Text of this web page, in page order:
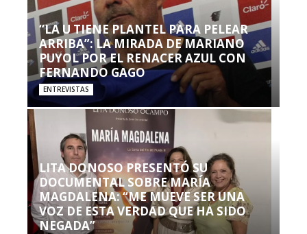
“LA U TIENE PLANTEL PARA PELEAR
ARRIBA”: LA MIRADA DE MARIANO
PUYOL POR EL RENACER AZUL CON
FERNANDO GAGO
ENTREVISTAS
LITA DONOSO PRESENTÓ SU
DOCUMENTAL SOBRE MARÍA
MAGDALENA: “ME MUEVE SER UNA
VOZ DE ESTA VERDAD QUE HA SIDO
NEGADA”